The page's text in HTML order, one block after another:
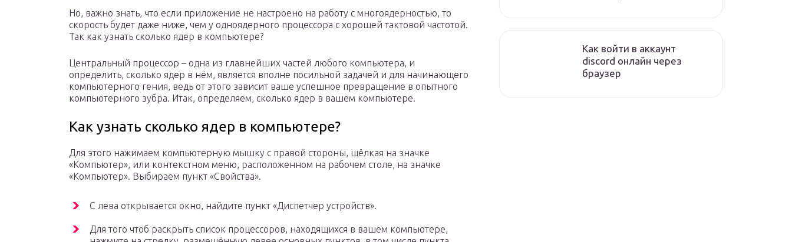
Но, важно знать, что если приложение не настроено на работу с многоядерностью, то
скорость будет даже ниже, чем у одноядерного процессора с хорошей тактовой частотой.
Так как узнать сколько ядер в компьютере?
Центральный процессор – одна из главнейших частей любого компьютера, и
определить, сколько ядер в нём, является вполне посильной задачей и для начинающего
компьютерного гения, ведь от этого зависит ваше успешное превращение в опытного
компьютерного зубра. Итак, определяем, сколько ядер в вашем компьютере.
Как узнать сколько ядер в компьютере?
Для этого нажимаем компьютерную мышку с правой стороны, щёлкая на значке
«Компьютер», или контекстном меню, расположенном на рабочем столе, на значке
«Компьютер». Выбираем пункт «Свойства».
С лева открывается окно, найдите пункт «Диспетчер устройств».
Для того чтоб раскрыть список процессоров, находящихся в вашем компьютере,
Как войти в аккаунт
discord онлайн через
браузер